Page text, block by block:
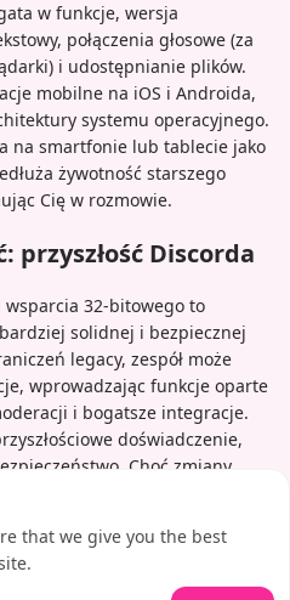
w funkcje, wersja
połączenia głosowe (za
i udostępnianie plików.
mobilne na iOS i Androida,
systemu operacyjnego.
na smartfonie lub tablecie jako
żywotność starszego
Cię w rozmowie.
przyszłość Discorda
wsparcia 32-bitowego to
solidnej i bezpiecznej
legacy, zespół może
wprowadzając funkcje oparte
i bogatsze integracje.
doświadczenie,
Choć zmiany
na ekosystem 64-bitowy
i przyjemniejszego Discorda –
ewoluującym krajobrazem
that we give you the best